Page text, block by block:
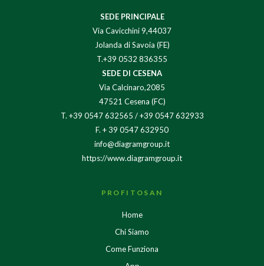
SEDE PRINCIPALE
Via Cavicchini 9,44037
Jolanda di Savoia (FE)
T.+39 0532 836355
SEDE DI CESENA
Via Calcinaro,2085
47521 Cesena (FC)
T. +39 0547 632565 /+39 0547 632933
F. + 39 0547 632950
info@diagramgroup.it
https://www.diagramgroup.it
PROFITOSAN
Home
Chi Siamo
Come Funziona